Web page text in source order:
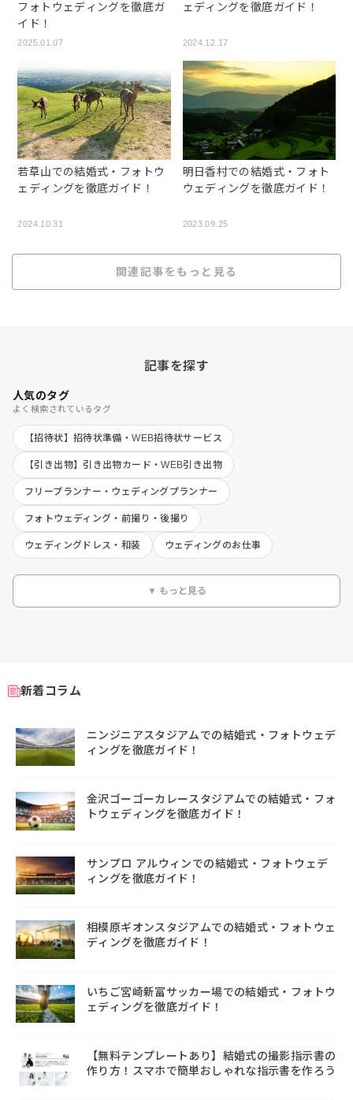
フォトウェディングを徹底ガ
イド！
2025.01.07
ェディングを徹底ガイド！
2024.12.17
若草山での結婚式・フォトウ
ェディングを徹底ガイド！
2024.10.31
明日香村での結婚式・フォト
ウェディングを徹底ガイド！
2023.09.25
関連記事をもっと見る
記事を探す
人気のタグ
よく検索されているタグ
【招待状】招待状準備・WEB招待状サービス
【引き出物】引き出物カード・WEB引き出物
フリープランナー・ウェディングプランナー
フォトウェディング・前撮り・後撮り
ウェディングドレス・和装 ウェディングのお仕事
▼ もっと見る
新着コラム
ニンジニアスタジアムでの結婚式・フォトウェデ
ィングを徹底ガイド！
金沢ゴーゴーカレースタジアムでの結婚式・フォ
トウェディングを徹底ガイド！
サンプロ アルウィンでの結婚式・フォトウェデ
ィングを徹底ガイド！
相模原ギオンスタジアムでの結婚式・フォトウェ
ディングを徹底ガイド！
いちご宮崎新富サッカー場での結婚式・フォトウ
ェディングを徹底ガイド！
【無料テンプレートあり】結婚式の撮影指示書の
作り方！スマホで簡単おしゃれな指示書を作ろう